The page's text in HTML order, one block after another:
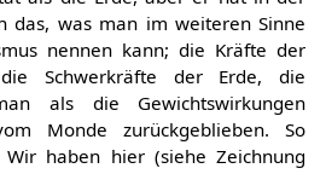
das, was man im weiteren Sinne
nennen kann; die Kräfte der
Schwerkräfte der Erde, die
als die Gewichtswirkungen
Monde zurückgeblieben. So
haben hier (siehe Zeichnung